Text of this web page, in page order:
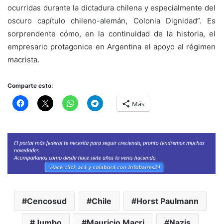
ocurridas durante la dictadura chilena y especialmente del
oscuro capítulo chileno-alemán, Colonia Dignidad”. Es
sorprendente cómo, en la continuidad de la historia, el
empresario protagonice en Argentina el apoyo al régimen
macrista.
Comparte esto:
Más
Cencosud Chile Horst Paulmann